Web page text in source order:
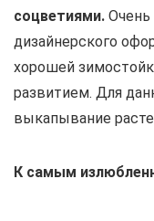
соцветиями. Очень
дизайнерского
хорошей
развитием. Для
выкапывание
К самым